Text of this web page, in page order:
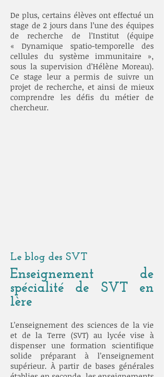
De plus, certains élèves ont effectué un
stage de 2 jours dans l’une des équipes
de recherche de l’Institut (équipe
« Dynamique spatio-temporelle des
cellules du système immunitaire »,
sous la supervision d’Hélène Moreau).
Ce stage leur a permis de suivre un
projet de recherche, et ainsi de mieux
comprendre les défis du métier de
chercheur.
Le blog des SVT
Enseignement de
spécialité de SVT en
1ère
L’enseignement des sciences de la vie
et de la Terre (SVT) au lycée vise à
dispenser une formation scientifique
solide préparant à l’enseignement
supérieur. À partir de bases générales